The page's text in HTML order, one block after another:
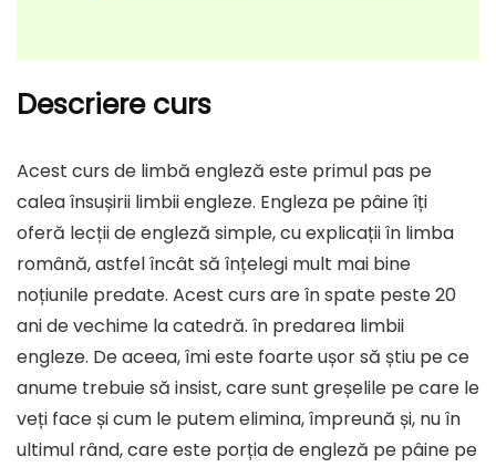
Descriere curs
Acest curs de limbă engleză este primul pas pe
calea însușirii limbii engleze. Engleza pe pâine îți
oferă lecții de engleză simple, cu explicații în limba
română, astfel încât să înțelegi mult mai bine
noțiunile predate. Acest curs are în spate peste 20
ani de vechime la catedră. în predarea limbii
engleze. De aceea, îmi este foarte ușor să știu pe ce
anume trebuie să insist, care sunt greșelile pe care le
veți face și cum le putem elimina, împreună și, nu în
ultimul rând, care este porția de engleză pe pâine pe